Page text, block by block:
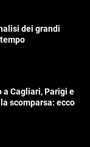
dei grandi
a Cagliari, Parigi e
scomparsa: ecco